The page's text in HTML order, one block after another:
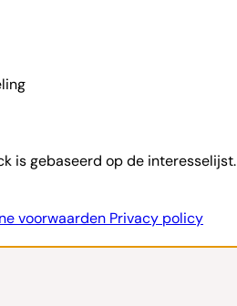
is gebaseerd op de interesselijst.
voorwaarden Privacy policy